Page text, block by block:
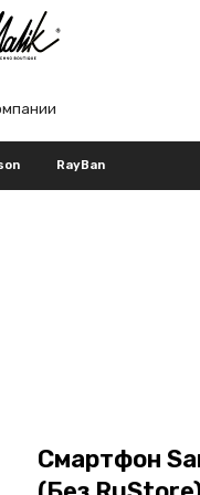
+7
Смартфон